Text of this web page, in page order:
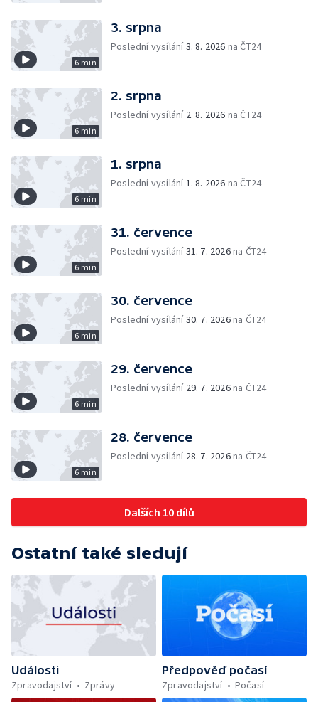
6 min
3. srpna
Poslední vysílání3. 8. 2026 na ČT24
6 min
2. srpna
Poslední vysílání 2. 8. 2026 na ČT24
6 min
1. srpna
Poslední vysílání1. 8. 2026 na ČT24
6 min
31. července
Poslední vysílání31. 7. 2026na ČT24
6 min
30. července
Poslední vysílání30. 7. 2026na ČT24
6 min
29. července
Poslední vysílání 29. 7. 2026na ČT24
6 min
28. července
Poslední vysílání 28. 7. 2026na ČT24
Dalších 10 dílů
Ostatní také sledují
Události
Zpravodajství
Zprávy
Předpověď počasí
Zpravodajství
Počasí